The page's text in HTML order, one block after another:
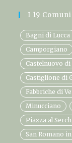
I 19 Comuni
Bagni di Lucca
Camporgiano
Castelnuovo
Castiglione di
Fabbriche di
Minucciano
Piazza al
San Romano